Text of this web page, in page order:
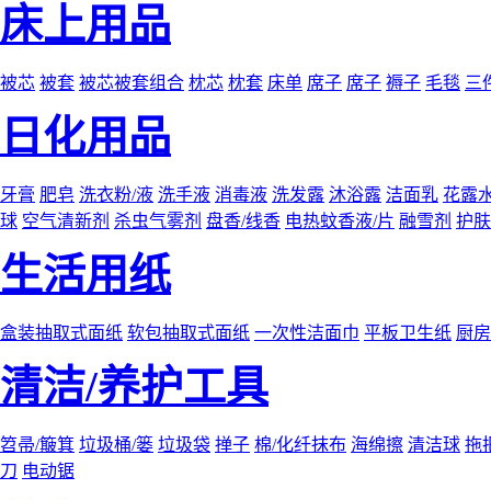
床上用品
被芯 被套 被芯被套组合 枕芯 枕套 床单 席子 席子 褥子 毛毯 三
日化用品
牙膏 肥皂 洗衣粉/液 洗手液 消毒液 洗发露 沐浴露 洁面乳 花露
球 空气清新剂 杀虫气雾剂 盘香/线香 电热蚊香液/片 融雪剂 护
生活用纸
盒装抽取式面纸 软包抽取式面纸 一次性洁面巾 平板卫生纸 厨
清洁/养护工具
笤帚/簸箕 垃圾桶/篓 垃圾袋 掸子 棉/化纤抹布 海绵擦 清洁球 拖
刀 电动锯